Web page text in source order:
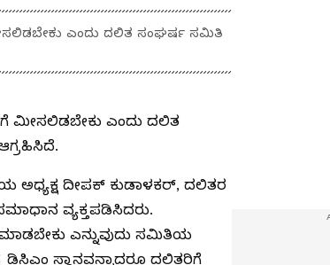
ಎಂದು ದಲಿತ ಸಂಘರ್ಷ ಸಮಿತಿ
ಮೀಸಲಿಡಬೇಕು ಎಂದು ದಲಿತ
ದೀಪಕ್ ಕುಡಾಳಕರ್, ದಲಿತರ
ವ್ಯಕ್ತಪಡಿಸಿದರು.
ಎನ್ನುವುದು ಸಮಿತಿಯ
ಡಿಸಿಎಂ ಸ್ಥಾನವನ್ನಾದರೂ ದಲಿತರಿಗೆ